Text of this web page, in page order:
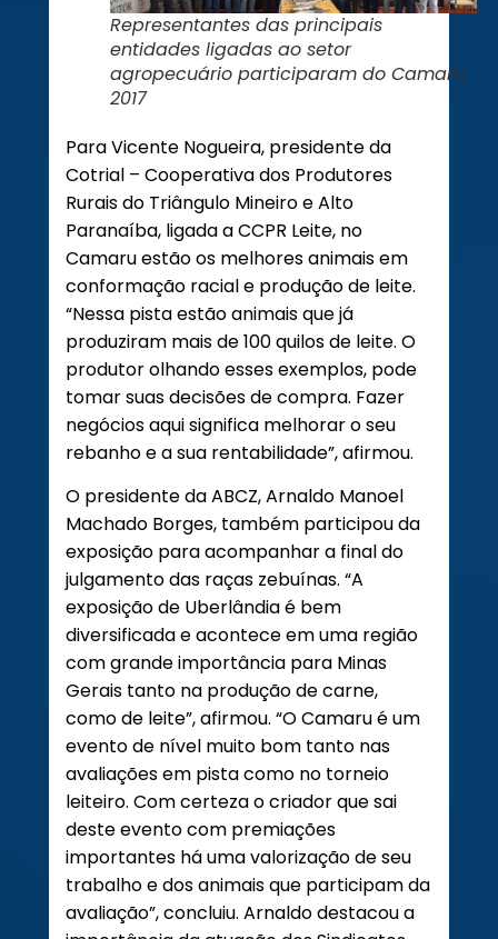
Representantes das principais
entidades ligadas ao setor
agropecuário participaram do Camaru
2017
Para Vicente Nogueira, presidente da
Cotrial – Cooperativa dos Produtores
Rurais do Triângulo Mineiro e Alto
Paranaíba, ligada a CCPR Leite, no
Camaru estão os melhores animais em
conformação racial e produção de leite.
“Nessa pista estão animais que já
produziram mais de 100 quilos de leite. O
produtor olhando esses exemplos, pode
tomar suas decisões de compra. Fazer
negócios aqui significa melhorar o seu
rebanho e a sua rentabilidade”, afirmou.
O presidente da ABCZ, Arnaldo Manoel
Machado Borges, também participou da
exposição para acompanhar a final do
julgamento das raças zebuínas. “A
exposição de Uberlândia é bem
diversificada e acontece em uma região
com grande importância para Minas
Gerais tanto na produção de carne,
como de leite”, afirmou. “O Camaru é um
evento de nível muito bom tanto nas
avaliações em pista como no torneio
leiteiro. Com certeza o criador que sai
deste evento com premiações
importantes há uma valorização de seu
trabalho e dos animais que participam da
avaliação”, concluiu. Arnaldo destacou a